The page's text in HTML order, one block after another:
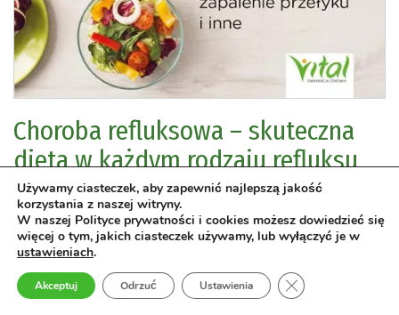
Choroba refluksowa – skuteczna
dieta w każdym rodzaju refluksu
Refluks żołądkowy, utajony, GERD, zapalenie przełyku i inne
Jamie KoufmanJordan SternMarc
Michel Bauer
Zdrowie
zakwaszenie organizmu
Choroby ›
choroby układu pokarmowego
Używamy ciasteczek, aby zapewnić najlepszą jakość
korzystania z naszej witryny.
W naszej Polityce prywatności i cookies możesz dowiedzieć się
więcej o tym, jakich ciasteczek używamy, lub wyłączyć je w
ustawieniach.
Akceptuj Odrzuć Ustawienia Zamknij panel